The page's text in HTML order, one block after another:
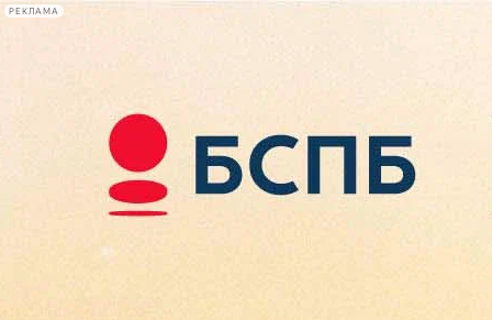
РЕКЛАМА
Сегодня:
2026.08.09
09:38
Афиша Plus